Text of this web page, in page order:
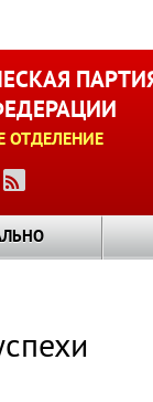
ОТДЕЛЕНИЕ